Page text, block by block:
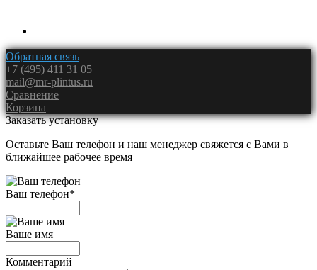
Обратная связь
+7 (495) 411 31 05
mail@mr-plintus.ru
Сравнение
Корзина
Заказать установку
Оставьте Ваш телефон и наш менеджер свяжется с Вами в
ближайшее рабочее время
Ваш телефон*
Ваше имя
Комментарий